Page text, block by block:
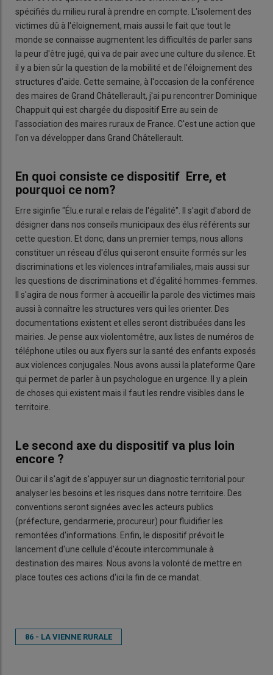
spécifiés du milieu rural à prendre en compte. L'isolement des
victimes dû à l'éloignement, mais aussi le fait que tout le
monde se connaisse augmentent les difficultés de parler sans
la peur d'être jugé, qui va de pair avec une culture du silence. Et
il y a bien sûr la question de la mobilité et de l'éloignement des
structures d'aide. Cette semaine, à l'occasion de la conférence
des maires de Grand Châtellerault, j'ai pu rencontrer Dominique
Chappuit qui est chargée du dispositif Erre au sein de
l'association des maires ruraux de France. C'est une action que
l'on va développer dans Grand Châtellerault.
En quoi consiste ce dispositif Erre, et
pourquoi ce nom?
Erre siginfie "Élu.e rural.e relais de l'égalité". Il s'agit d'abord de
désigner dans nos conseils municipaux des élus référents sur
cette question. Et donc, dans un premier temps, nous allons
constituer un réseau d'élus qui seront ensuite formés sur les
discriminations et les violences intrafamiliales, mais aussi sur
les questions de discriminations et d'égalité hommes-femmes.
Il s'agira de nous former à accueillir la parole des victimes mais
aussi à connaître les structures vers qui les orienter. Des
documentations existent et elles seront distribuées dans les
mairies. Je pense aux violentomêtre, aux listes de numéros de
téléphone utiles ou aux flyers sur la santé des enfants exposés
aux violences conjugales. Nous avons aussi la plateforme Qare
qui permet de parler à un psychologue en urgence. Il y a plein
de choses qui existent mais il faut les rendre visibles dans le
territoire.
Le second axe du dispositif va plus loin
encore ?
Oui car il s'agit de s'appuyer sur un diagnostic territorial pour
analyser les besoins et les risques dans notre territoire. Des
conventions seront signées avec les acteurs publics
(préfecture, gendarmerie, procureur) pour fluidifier les
remontées d'informations. Enfin, le dispositif prévoit le
lancement d'une cellule d'écoute intercommunale à
destination des maires. Nous avons la volonté de mettre en
place toutes ces actions d'ici la fin de ce mandat.
86 - LA VIENNE RURALE